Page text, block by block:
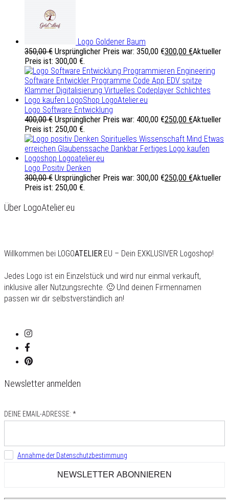
Logo Goldener Baum
350,00€ Ursprünglicher Preis war: 350,00 €300,00 €Aktueller
Preis ist: 300,00 €.
Logo Software Entwicklung
400,00€ Ursprünglicher Preis war: 400,00 €250,00 €Aktueller
Preis ist: 250,00 €.
Logo Positiv Denken
300,00€ Ursprünglicher Preis war: 300,00 €250,00 €Aktueller
Preis ist: 250,00 €.
Über LogoAtelier.eu
Willkommen bei LOGOATELIER.EU – Dein EXKLUSIVER Logoshop!
Jedes Logo ist ein Einzelstück und wird nur einmal verkauft,
inklusive aller Nutzungsrechte. 🙂 Und deinen Firmennamen
passen wir dir selbstverständlich an!
Newsletter anmelden
DEINE EMAIL-ADRESSE: *
Annahme der Datenschutzbestimmung